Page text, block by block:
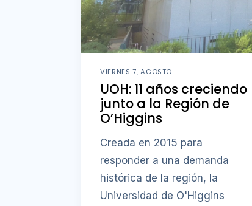
VIERNES 7, AGOSTO
UOH: 11 años creciendo
junto a la Región de
O’Higgins
Creada en 2015 para
responder a una demanda
histórica de la región, la
Universidad de O'Higgins